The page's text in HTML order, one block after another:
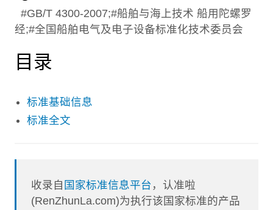
#GB/T 4300-2007;#船舶与海上技术 船用陀螺罗
经;#全国船舶电气及电子设备标准化技术委员会
目录
标准基础信息
标准全文
收录自 国家标准信息平台 ，认准啦
(RenZhunLa.com)为执行该国家标准的产品